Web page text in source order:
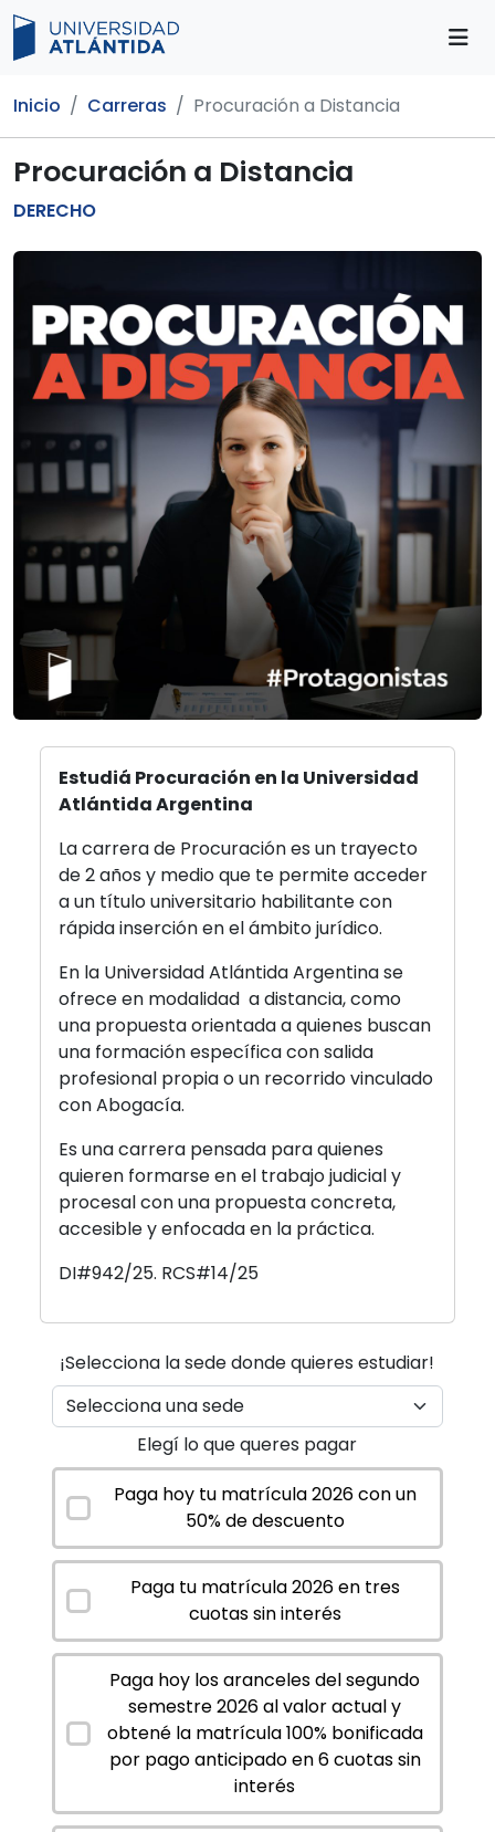
Inicio Carreras Procuración a Distancia
Procuración a Distancia
DERECHO
Estudiá Procuración en la Universidad
Atlántida Argentina
La carrera de Procuración es un trayecto
de 2 años y medio que te permite acceder
a un título universitario habilitante con
rápida inserción en el ámbito jurídico.
En la Universidad Atlántida Argentina se
ofrece en modalidad a distancia, como
una propuesta orientada a quienes buscan
una formación específica con salida
profesional propia o un recorrido vinculado
con Abogacía.
Es una carrera pensada para quienes
quieren formarse en el trabajo judicial y
procesal con una propuesta concreta,
accesible y enfocada en la práctica.
DI#942/25. RCS#14/25
¡Selecciona la sede donde quieres estudiar!
Elegí lo que queres pagar
Paga hoy tu matrícula 2026 con un
50% de descuento
Paga tu matrícula 2026 en tres
cuotas sin interés
Paga hoy los aranceles del segundo
semestre 2026 al valor actual y
obtené la matrícula 100% bonificada
por pago anticipado en 6 cuotas sin
interés